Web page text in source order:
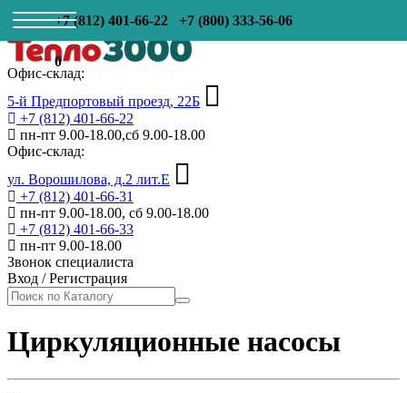
+7 (812) 401-66-22 +7 (800) 333-56-06
0
Офис-склад:
5-й Предпортовый проезд, 22Б
+7 (812) 401-66-22
пн-пт 9.00-18.00,сб 9.00-18.00
Офис-склад:
ул. Ворошилова, д.2 лит.Е
+7 (812) 401-66-31
пн-пт 9.00-18.00, сб 9.00-18.00
+7 (812) 401-66-33
пн-пт 9.00-18.00
Звонок специалиста
Вход /Регистрация
Циркуляционные насосы